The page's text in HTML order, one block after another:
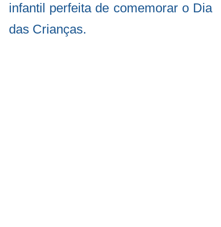
infantil perfeita de comemorar o Dia
das Crianças.